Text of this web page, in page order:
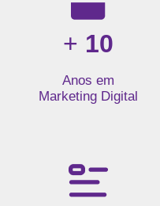
+ 10
Anos em
Marketing Digital